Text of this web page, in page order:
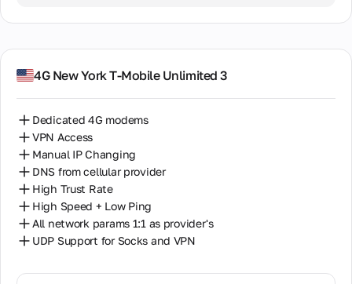
4G New York T-Mobile Unlimited 3
Dedicated 4G modems
VPN Access
Manual IP Changing
DNS from cellular provider
High Trust Rate
High Speed + Low Ping
All network params 1:1 as provider's
UDP Support for Socks and VPN